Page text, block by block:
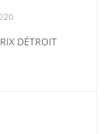
DÉTROIT